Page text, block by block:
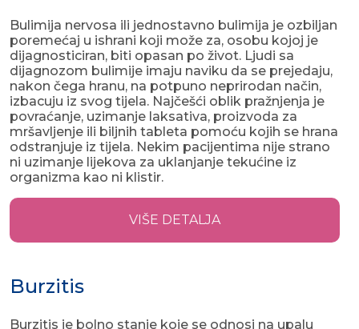
Bulimija nervosa ili jednostavno bulimija je ozbiljan
poremećaj u ishrani koji može za, osobu kojoj je
dijagnosticiran, biti opasan po život. Ljudi sa
dijagnozom bulimije imaju naviku da se prejedaju,
nakon čega hranu, na potpuno neprirodan način,
izbacuju iz svog tijela. Najčešći oblik pražnjenja je
povraćanje, uzimanje laksativa, proizvoda za
mršavljenje ili biljnih tableta pomoću kojih se hrana
odstranjuje iz tijela. Nekim pacijentima nije strano
ni uzimanje lijekova za uklanjanje tekućine iz
organizma kao ni klistir.
VIŠE DETALJA
Burzitis
Burzitis je bolno stanje koje se odnosi na upalu